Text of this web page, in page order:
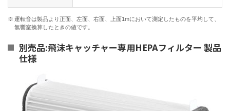
※ 運転音は製品より正面、左面、右面、上面1mにおいて測定したものを平均して、
無響室換算したときの値です。
別売品:飛沫キャッチャー専用HEPAフィルター 製品
仕様